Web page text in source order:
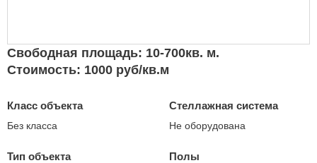
Свободная площадь: 10-700кв. м.
Стоимость: 1000 руб/кв.м
Класс объекта
Без класса
Тип объекта
Стеллажная система
Не оборудована
Полы